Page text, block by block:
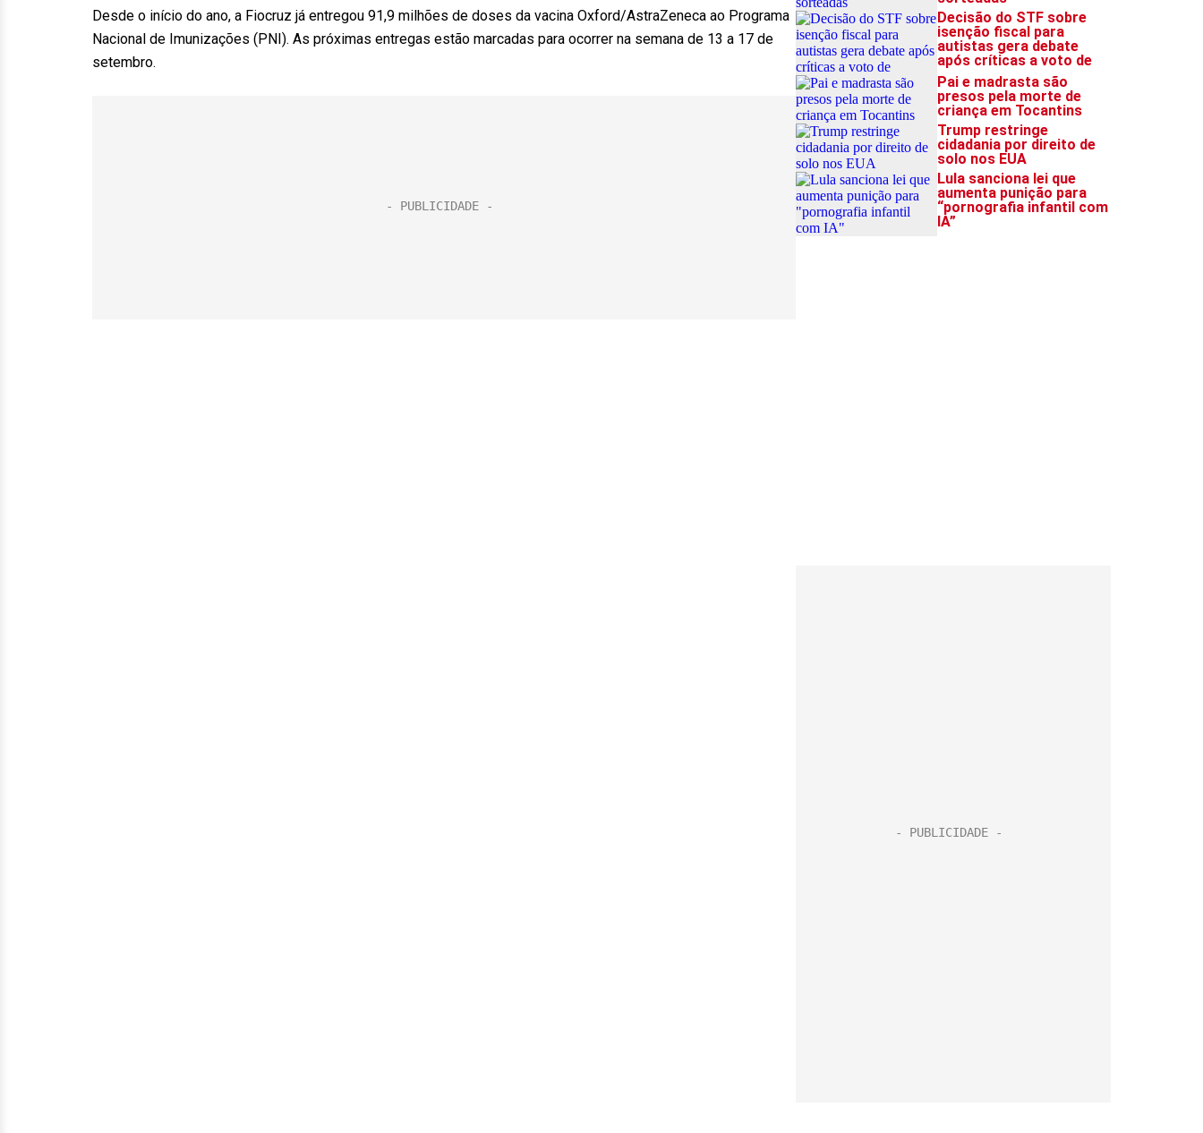
Desde o início do ano, a Fiocruz já entregou 91,9 milhões de doses da vacina Oxford/AstraZeneca ao Programa
Nacional de Imunizações (PNI). As próximas entregas estão marcadas para ocorrer na semana de 13 a 17 de
setembro.